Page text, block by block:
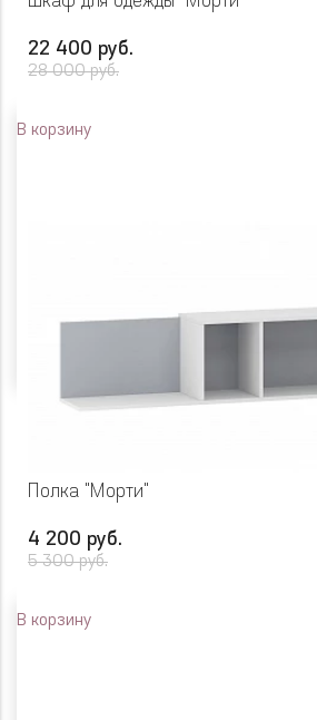
22 400 руб.
28 000 руб.
В корзину
Полка "Морти"
4 200 руб.
5 300 руб.
В корзину